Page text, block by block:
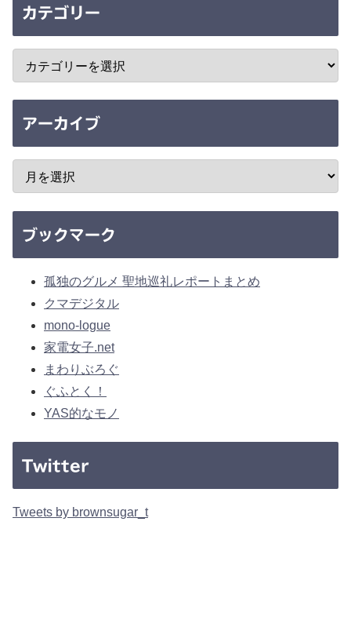
カテゴリー
アーカイブ
ブックマーク
孤独のグルメ 聖地巡礼レポートまとめ
クマデジタル
mono-logue
家電女子.net
まわりぶろぐ
ぐふとく！
YAS的なモノ
Twitter
Tweets by brownsugar_t